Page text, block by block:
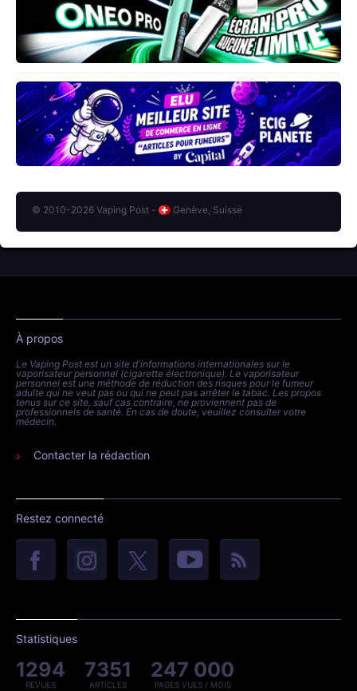
© 2010-2026 Vaping Post - Genève, Suisse
À propos
Le Vaping Post est un site d'informations internationales sur le
vaporisateur personnel (cigarette électronique). Le vaporisateur
personnel est une méthode de réduction des risques pour le fumeur
adulte qui ne veut pas ou qui ne peut pas arrêter le tabac. Les propos
tenus sur ce site, sauf cas contraire, ne proviennent pas de
professionnels de santé. En cas de doute, veuillez consulter votre
médecin.
Contacter la rédaction
Restez connecté
Statistiques
1294
REVUES
7351
ARTICLES
247 000
PAGES VUES / MOIS